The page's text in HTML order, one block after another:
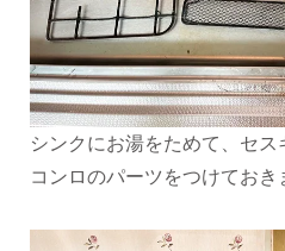
シンクにお湯をためて、セス
コンロのパーツをつけておき